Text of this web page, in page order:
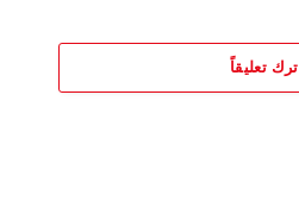
اترك تعليقاً